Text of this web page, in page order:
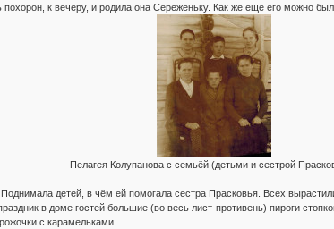
к вечеру, и родила она Серёженьку. Как же ещё его можно
Пелагея Колупанова с семьёй (детьми и сестрой
детей, в чём ей помогала сестра Прасковья. Всех
в доме гостей большие (во весь лист-противень) пироги
с карамельками.